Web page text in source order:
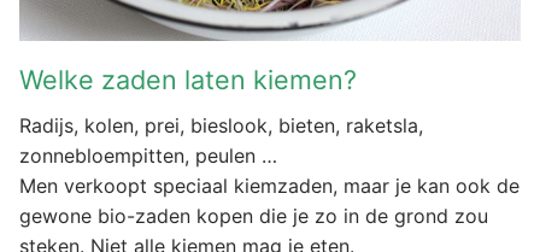
Welke zaden laten kiemen?
Radijs, kolen, prei, bieslook, bieten, raketsla,
zonnebloempitten, peulen …
Men verkoopt speciaal kiemzaden, maar je kan ook de
gewone bio-zaden kopen die je zo in de grond zou
steken. Niet alle kiemen mag je eten.